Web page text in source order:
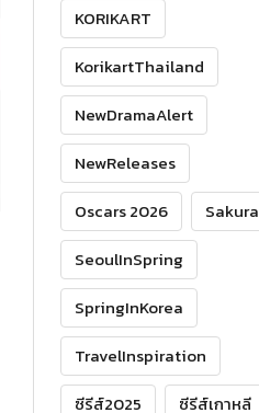
KORIKART
KorikartThailand
NewDramaAlert
NewReleases
Oscars 2026
Sakura
SeoulInSpring
SpringInKorea
TravelInspiration
ซีรีส์2025
ซีรีส์เกาหลี